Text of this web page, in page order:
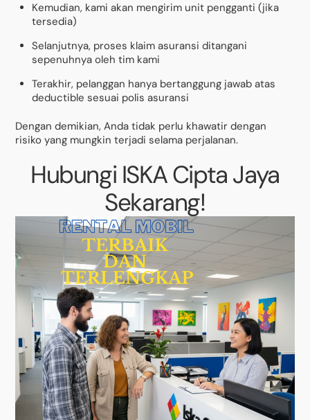
Kemudian, kami akan mengirim unit pengganti (jika
tersedia)
Selanjutnya, proses klaim asuransi ditangani
sepenuhnya oleh tim kami
Terakhir, pelanggan hanya bertanggung jawab atas
deductible sesuai polis asuransi
Dengan demikian, Anda tidak perlu khawatir dengan
risiko yang mungkin terjadi selama perjalanan.
Hubungi ISKA Cipta Jaya
Sekarang!